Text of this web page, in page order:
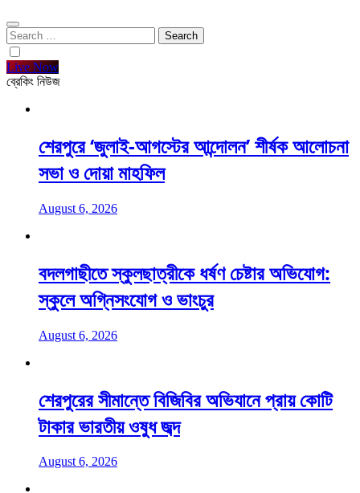
Search
for:
Live Now
ব্রেকিং নিউজ
শেরপুরে ‘জুলাই-আগস্টের আন্দোলন’ শীর্ষক আলোচনা
সভা ও দোয়া মাহফিল
August 6, 2026
বদলগাছীতে স্কুলছাত্রীকে ধর্ষণ চেষ্টার অভিযোগ:
স্কুলে অগ্নিসংযোগ ও ভাংচুর
August 6, 2026
শেরপুরের সীমান্তে বিজিবির অভিযানে প্রায় কোটি
টাকার ভারতীয় ওষুধ জব্দ
August 6, 2026